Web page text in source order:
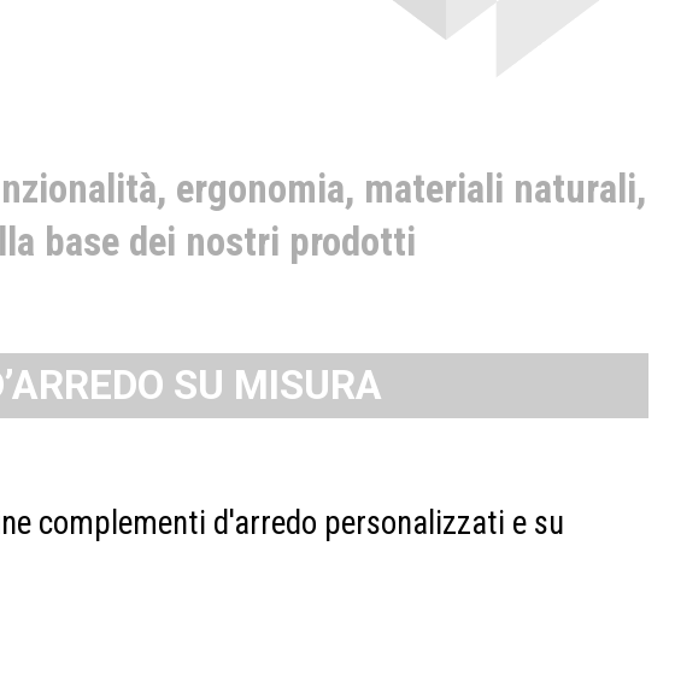
ergonomia, materiali naturali,
base dei nostri prodotti
SU MISURA
complementi d'arredo personalizzati e su